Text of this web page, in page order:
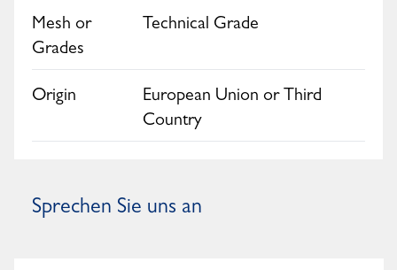
Mesh or
Grades
Technical Grade
Origin
European Union or Third
Country
Sprechen Sie uns an